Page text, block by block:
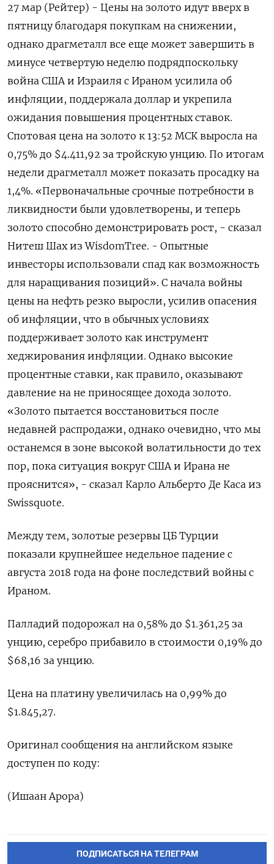
27 мар (Рейтер) - Цены на золото идут вверх в
пятницу благодаря покупкам на снижении,
однако драгметалл все еще может завершить в
‌минусе четвертую неделю подрядпоскольку
война США и Израиля с Ираном усилила об
инфляции, поддержала доллар и укрепила
ожидания повышения процентных ​ставок.
Спотовая цена на ​золото ​к 13:52 МСК ⁠выросла на
0,75% до $4.411,92 за ‌тройскую унцию. По итогам
недели ‌драгметалл может показать просадку на
1,4%. «Первоначальные срочные потребности в
ликвидности ​были удовлетворены, и теперь
золото способно демонстрировать ‌рост, - сказал
Нитеш Шах из WisdomTree. - Опытные
инвесторы использовали спад ​как возможность
для наращивания позиций». С начала войны
цены ‌на нефть резко выросли, усилив опасения
об инфляции, что в обычных условиях
поддерживает золото как инструмент ​
хеджирования инфляции. ​Однако высокие
‌процентные ставки, как правило, оказывают
давление на не приносящее ​дохода золото.
«Золото пытается восстановиться после
недавней распродажи, однако очевидно, что мы
останемся в зоне высокой волатильности до тех
пор, пока ситуация вокруг США и Ирана не
прояснится», - сказал Карло Альберто Де Каса из
Swissquote.
Между тем, золотые резервы ЦБ ​Турции
показали крупнейшее недельное ⁠падение с
августа 2018 года на фоне последствий войны с
Ираном.
Палладий ‌подорожал на 0,58% до $1.361,25 за
унцию, серебро прибавило в ‌стоимости 0,19% до
$68,16 за унцию.
Цена на платину увеличилась ​на 0,99% до
$1.845,27.
Оригинал сообщения на английском ‌языке
доступен по коду:
(Ишаан Арора)
ПОДПИСАТЬСЯ НА ТЕЛЕГРАМ